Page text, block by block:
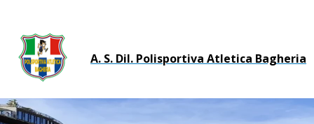
A. S. Dil. Polisportiva Atletica Bagheria